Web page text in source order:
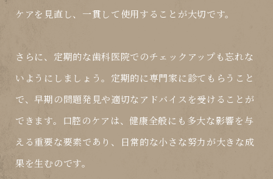
ケアを見直し、一貫して使用することが大切です。
さらに、定期的な歯科医院でのチェックアップも忘れな
いようにしましょう。定期的に専門家に診てもらうこと
で、早期の問題発見や適切なアドバイスを受けることが
できます。口腔のケアは、健康全般にも多大な影響を与
える重要な要素であり、日常的な小さな努力が大きな成
果を生むのです。